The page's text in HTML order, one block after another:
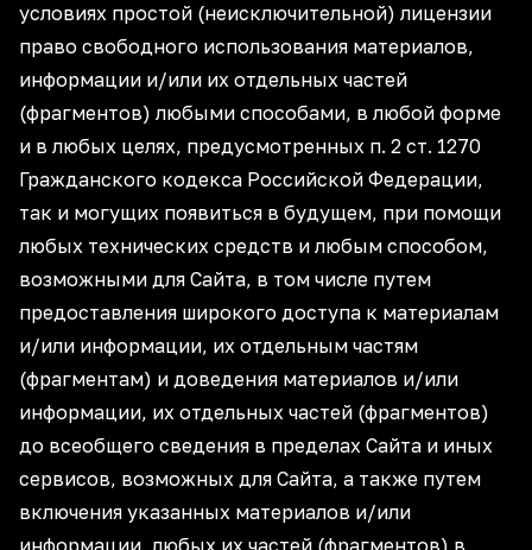
условиях простой (неисключительной) лицензии
право свободного использования материалов,
информации и/или их отдельных частей
(фрагментов) любыми способами, в любой форме
и в любых целях, предусмотренных п. 2 ст. 1270
Гражданского кодекса Российской Федерации,
так и могущих появиться в будущем, при помощи
любых технических средств и любым способом,
возможными для Сайта, в том числе путем
предоставления широкого доступа к материалам
и/или информации, их отдельным частям
(фрагментам) и доведения материалов и/или
информации, их отдельных частей (фрагментов)
до всеобщего сведения в пределах Сайта и иных
сервисов, возможных для Сайта, а также путем
включения указанных материалов и/или
информации, любых их частей (фрагментов) в